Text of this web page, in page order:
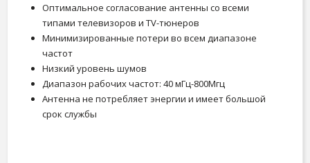
Оптимальное согласование антенны со всеми
типами телевизоров и TV-тюнеров
Минимизированные потери во всем диапазоне
частот
Низкий уровень шумов
Диапазон рабочих частот: 40 мГц-800Мгц
Антенна не потребляет энергии и имеет большой
срок службы